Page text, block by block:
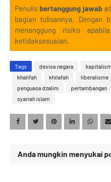
Penulis bertanggung jawab
bagian tulisannya. Dengan
menanggung risiko
ketidaksesuaian.
Tags devisa negara
khalifah
khilafah liberalisme
penguasa dzalim
pertambangan
syariah islam
Anda mungkin menyukai